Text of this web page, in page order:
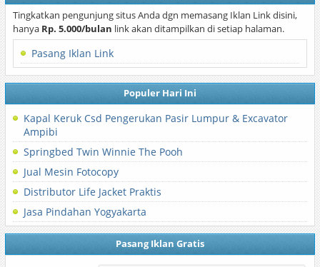
Tingkatkan pengunjung situs Anda dgn memasang Iklan Link disini,
hanya Rp. 5.000/bulan link akan ditampilkan di setiap halaman.
Pasang Iklan Link
Populer Hari Ini
Kapal Keruk Csd Pengerukan Pasir Lumpur & Excavator
Ampibi
Springbed Twin Winnie The Pooh
Jual Mesin Fotocopy
Distributor Life Jacket Praktis
Jasa Pindahan Yogyakarta
Pasang Iklan Gratis